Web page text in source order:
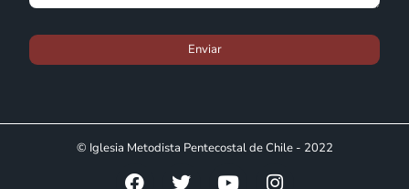
Enviar
© Iglesia Metodista Pentecostal de Chile - 2022